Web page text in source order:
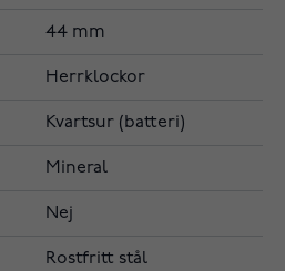
44 mm
Herrklockor
Kvartsur (batteri)
Mineral
Nej
Rostfritt stål